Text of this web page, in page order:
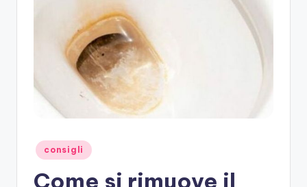
Posted
in
consigli
Come si rimuove il